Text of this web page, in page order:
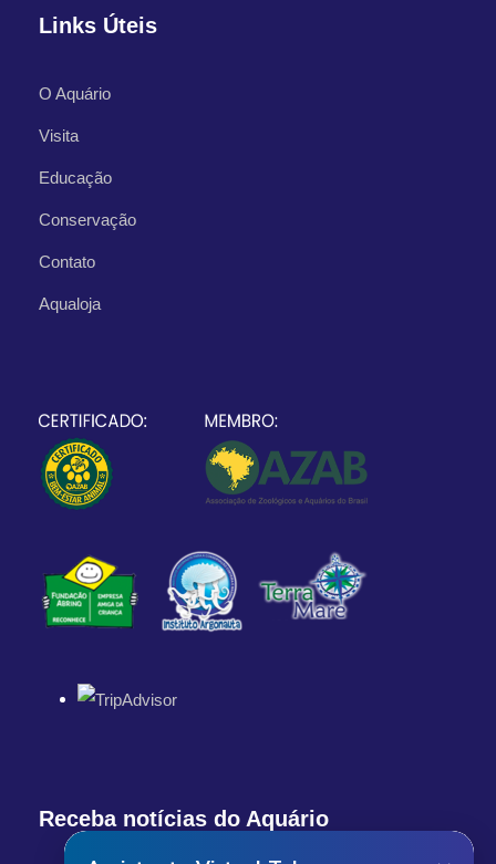
Links Úteis
O Aquário
Visita
Educação
Conservação
Contato
Aqualoja
Receba notícias do Aquário